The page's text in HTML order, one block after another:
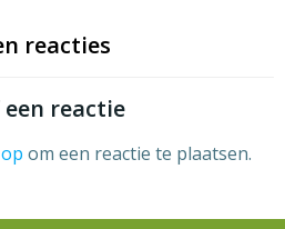
reacties
een reactie
om een reactie te plaatsen.